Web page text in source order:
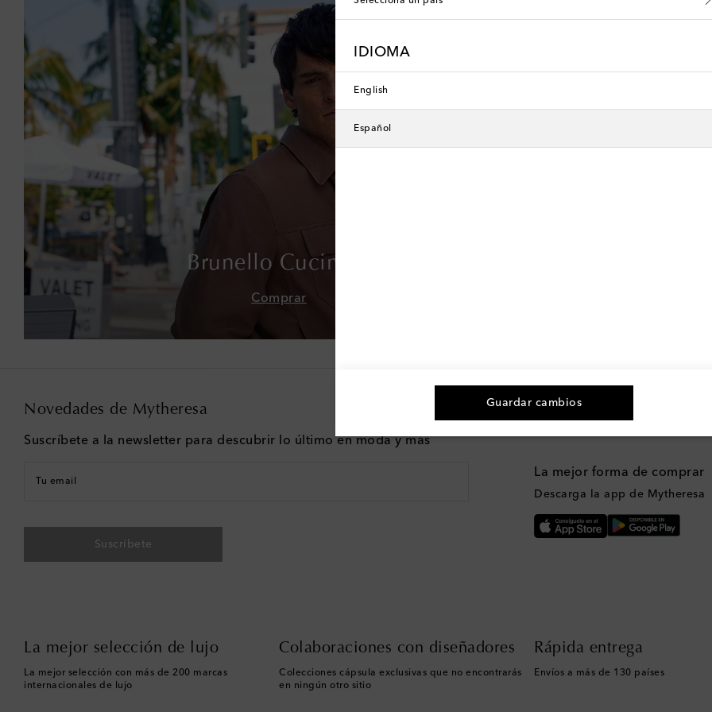
Brunello Cucinelli
Comprar
Novedades de Mytheresa
Suscríbete a la newsletter para descubrir lo último en moda y más
Tu email
Suscríbete
La mejor forma de comprar
Descarga la app de Mytheresa
La mejor selección de lujo
La mejor selección con más de 200 marcas
internacionales de lujo
Colaboraciones con diseñadores
Colecciones cápsula exclusivas que no encontrarás
en ningún otro sitio
Rápida entrega
Envíos a más de 130 países
IDIOMA
English
Español
Guardar cambios